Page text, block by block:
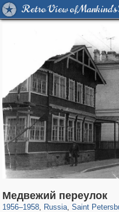
Retro View of
Медвежий переулок
1956–1958, Russia
1,407,206
, Saint
197,232 5,714